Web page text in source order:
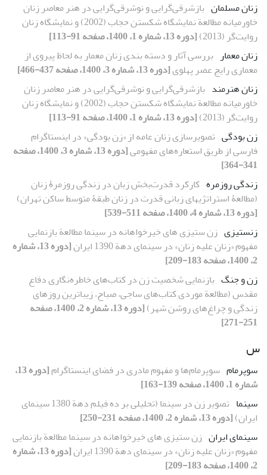
زنان مسلمان بازشرقی‌گرایی و نوشرقی‌گرایی در هنر معاصر زنان
خاورمیانه مطالعة نمایشگاه شکستن حجاب (2002) و نمایشگاه زنان
روایت‌گر (2013)
[دوره 13، شماره 1، 1400، صفحه 91-113]
زنان معمار بررسی آثار و دسته بندی زنان معمار به لحاظ پیروی از
معماری رایج عصر پهلوی[دوره 13، شماره 3، 1400، صفحه 437-466]
زنان هنرمند بازشرقی‌گرایی و نوشرقی‌گرایی در هنر معاصر زنان
خاورمیانه مطالعة نمایشگاه شکستن حجاب (2002) و نمایشگاه زنان
روایت‌گر (2013)
[دوره 13، شماره 1، 1400، صفحه 91-113]
زن بودگی تصویرسازی زنان عامه از «زن بودگی» در اینستاگرام
فارسی از طریق استعاره‌های مفهومی
[دوره 13، شماره 3، 1400، صفحه
341-364]
زندگی روزمره کارکرد قدرت‌بخش زبان در زندگی روزمرۀ زنان
(مطالعۀ استراتژی‏های زبانی قدرت در زنان طبقۀ متوسط ساکن تهران)
[دوره 13، شماره 4، 1400، صفحه 511-539]
زن‏ستیزی زن‏ ستیزی‏ های خیرخواهانه در سینما مطالعة بازنمایی
مفهوم «زنان علیه زنان» در سینمای دهة 1390 ایران
[دوره 13، شماره
2، 1400، صفحه 183-209]
زن و جنگ بازنمایی شخصیت زن در کتاب‌های خاطره‌نگاری دفاع
‌مقدس (مطالعة موردی کتاب‌های ساجی، صباح، زیباترین روزهای
زندگی و چراغ‌های روشن شهر)
[دوره 13، شماره 2، 1400، صفحه
251-271]
س
سوپرمام سوپرمام‌ها و مفهوم مادری در فضای اینستاگرام
[دوره 13،
شماره 1، 1400، صفحه 139-163]
سینما
تصویر زن در سینما (تحلیلی بر ده فیلم دهة 1380 سینمای
ایران)[دوره 13، شماره 2، 1400، صفحه 231-250]
سینمای ایران زن‏ ستیزی‏ های خیرخواهانه در سینما مطالعة بازنمایی
مفهوم «زنان علیه زنان» در سینمای دهة 1390 ایران
[دوره 13، شماره
2، 1400، صفحه 183-209]